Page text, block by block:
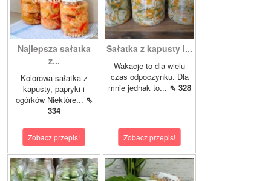
Najlepsza sałatka
z...
Kolorowa sałatka z
kapusty, papryki i
ogórków Niektóre... ⇖
334
Zobacz przepis!
Sałatka z kapusty i...
Wakacje to dla wielu
czas odpoczynku. Dla
mnie jednak to... ⇖ 328
Zobacz przepis!